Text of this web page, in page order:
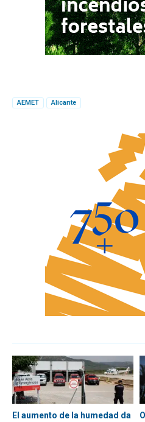
AEMET
Alicante
El aumento de la humedad da